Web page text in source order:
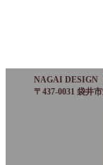
NAGAI DESIGN
〒437-0031 袋井